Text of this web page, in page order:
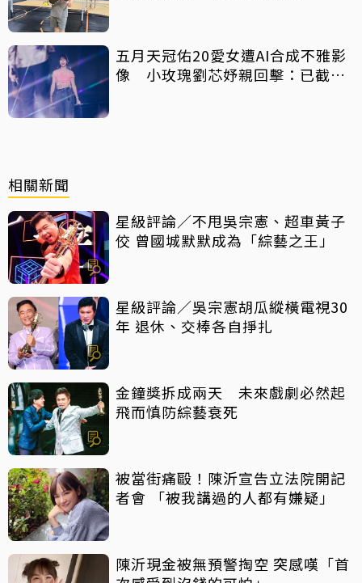
五月天冠佑20愛女遭AI合成不雅影
像 小玫瑰劉芯妤親回擊：已截圖
相關新聞
星級評論／不甩吳宗憲、超車黃子
佼 曾國城默默成為「綜藝之王」
星級評論／吳宗憲胡瓜縱橫電視30
年 退休、交棒各自掙扎
金鐘獎拆成兩天 未來戲劇必然起
飛而慎防綜藝衰死
被當街痛毆！陳沂宣告立法院開記
者會 「被我講過的人都有嫌疑」
陳沂現金被無預警掏空 突感嘆「首